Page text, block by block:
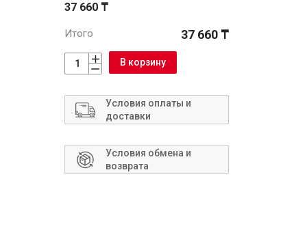
37 660 ₸
Итого 37 660 ₸
В корзину
Условия оплаты и
доставки
Условия обмена и
возврата
Сантехника